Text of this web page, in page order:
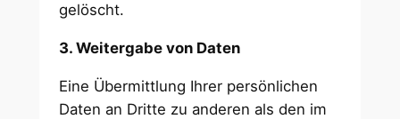
gelöscht.
3. Weitergabe von Daten
Eine Übermittlung Ihrer persönlichen
Daten an Dritte zu anderen als den im